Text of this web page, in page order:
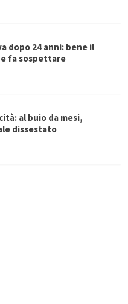
dopo 24 anni: bene il
fa sospettare
al buio da mesi,
dissestato